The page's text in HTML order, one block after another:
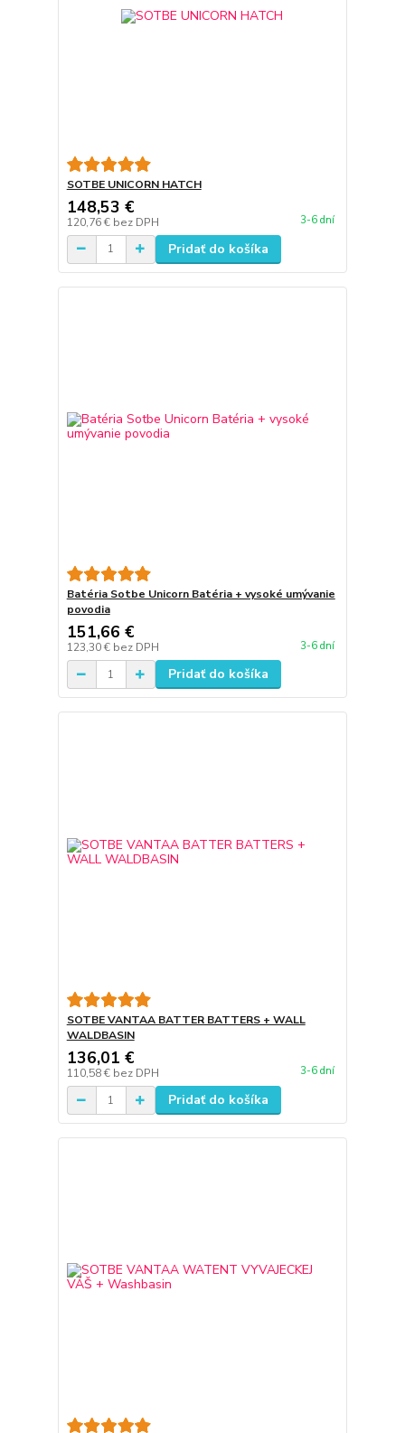
SOTBE UNICORN HATCH
148,53 €
120,76 € bez DPH 3-6 dní
Pridať do košíka
Batéria Sotbe Unicorn Batéria + vysoké umývanie
povodia
151,66 €
123,30 € bez DPH 3-6 dní
Pridať do košíka
SOTBE VANTAA BATTER BATTERS + WALL
WALDBASIN
136,01 €
110,58 € bez DPH 3-6 dní
Pridať do košíka